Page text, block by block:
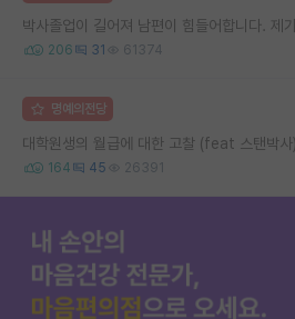
박사졸업이 길어져 남편이 힘들어합니다. 제
206 31 61374
명예의전당
대학원생의 월급에 대한 고찰 (feat 스탠박사)
164 45 26391